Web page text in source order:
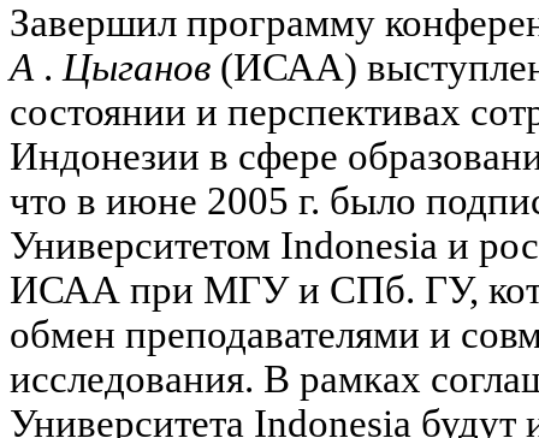
Завершил программу
А.Цыганов (ИСАА)
состоянии и перспективах
Индонезии в сфере
что в июне 2005 г. было
Университетом Indonesia и
ИСАА при МГУ и СПб. ГУ,
обмен преподавателями и
исследования. В рамках
Университета Indonesia будут